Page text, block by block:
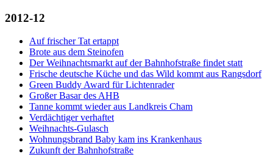
2012-12
Auf frischer Tat ertappt
Brote aus dem Steinofen
Der Weihnachtsmarkt auf der Bahnhofstraße findet statt
Frische deutsche Küche und das Wild kommt aus Rangsdorf
Green Buddy Award für Lichtenrader
Großer Basar des AHB
Tanne kommt wieder aus Landkreis Cham
Verdächtiger verhaftet
Weihnachts-Gulasch
Wohnungsbrand Baby kam ins Krankenhaus
Zukunft der Bahnhofstraße